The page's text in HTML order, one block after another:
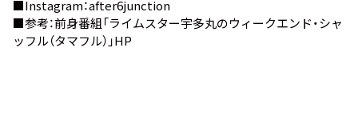
■Instagram：after6junction
■参考：前身番組「ライムスター宇多丸のウィークエンド・シャ
ッフル（タマフル）」HP